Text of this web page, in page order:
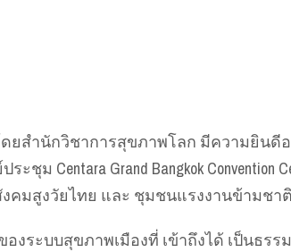
นักวิชาการสุขภาพโลก มีความยินดีอย่า
ชุม Centara Grand Bangkok
คมสูงวัยไทย และ ชุมชนแรงงานข้ามช
งระบบสุขภาพเมืองที่ เข้าถึงได้ เป็นธ